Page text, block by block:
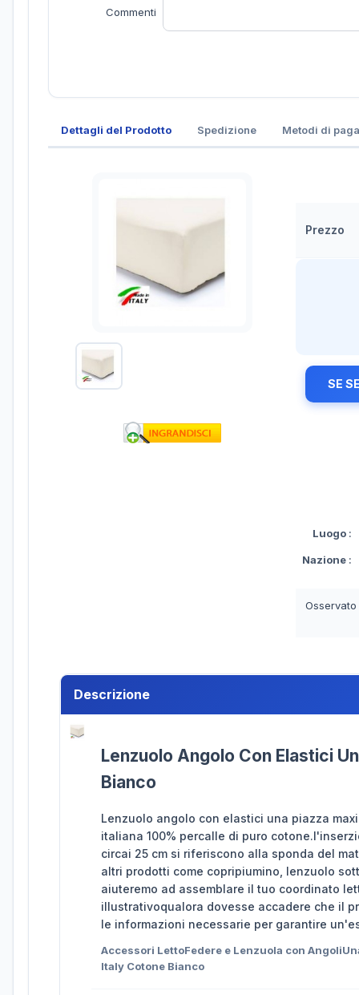
Commenti
Dettagli del Prodotto Spedizione Metodi di
Prezzo
SE
Luogo :
Nazione :
Descrizione
Lenzuolo Angolo Con Elastici
Bianco
Lenzuolo angolo con elastici una piazza
italiana 100% percalle di puro
circai 25 cm si riferiscono alla sponda del
altri prodotti come copripiumino, lenzuolo
aiuteremo ad assemblare il tuo coordinato
illustrativoqualora dovesse accadere che il
le informazioni necessarie per garantire
Accessori LettoFedere e Lenzuola con
Italy Cotone Bianco